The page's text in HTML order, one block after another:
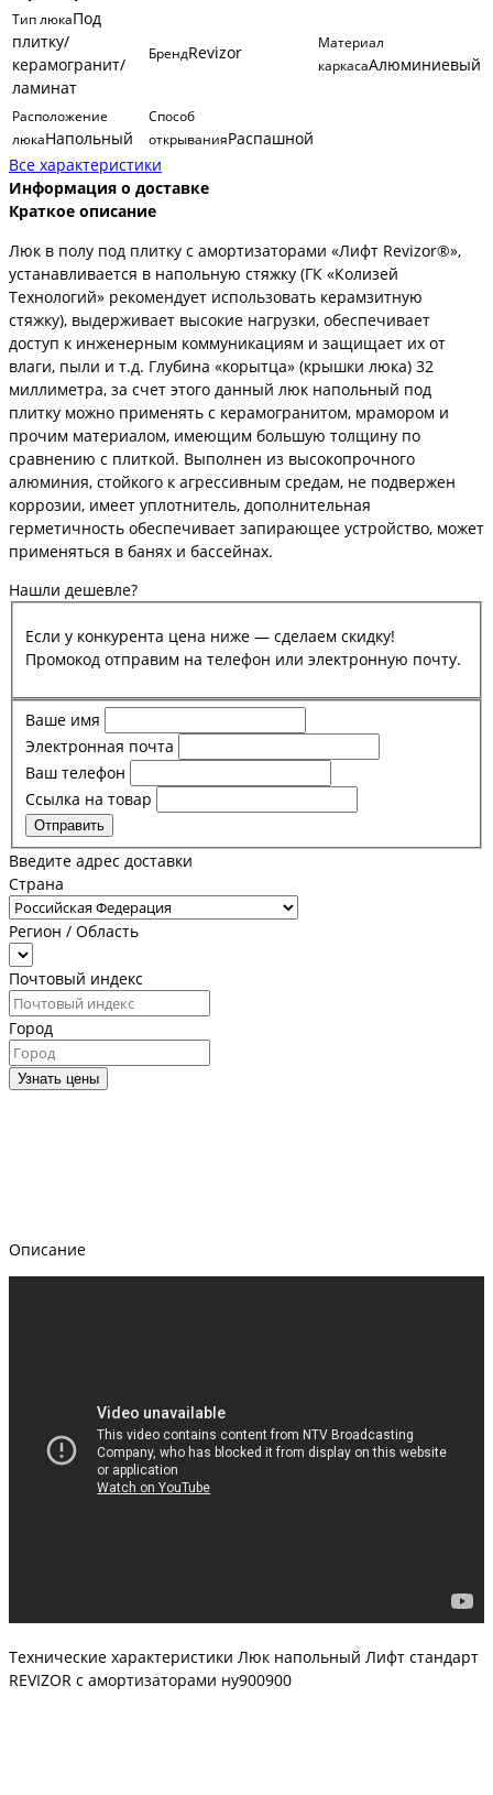
Тип люкаПод
плитку/
керамогранит/
ламинат
БрендRevizor
Материал
каркасаАлюминиевый
Расположение
люкаНапольный
Способ
открыванияРаспашной
Все характеристики
Информация о доставке
Краткое описание
Люк в полу под плитку с амортизаторами «Лифт Revizor®»,
устанавливается в напольную стяжку (ГК «Колизей
Технологий» рекомендует использовать керамзитную
стяжку), выдерживает высокие нагрузки, обеспечивает
доступ к инженерным коммуникациям и защищает их от
влаги, пыли и т.д. Глубина «корытца» (крышки люка) 32
миллиметра, за счет этого данный люк напольный под
плитку можно применять с керамогранитом, мрамором и
прочим материалом, имеющим большую толщину по
сравнению с плиткой. Выполнен из высокопрочного
алюминия, стойкого к агрессивным средам, не подвержен
коррозии, имеет уплотнитель, дополнительная
герметичность обеспечивает запирающее устройство, может
применяться в банях и бассейнах.
Нашли дешевле?
Если у конкурента цена ниже — сделаем скидку!
Промокод отправим на телефон или электронную почту.
Ваше имя
Электронная почта
Ваш телефон
Ссылка на товар
Отправить
Введите адрес доставки
Страна
Регион / Область
Почтовый индекс
Город
Узнать цены
Описание
Технические характеристики Люк напольный Лифт стандарт
REVIZOR с амортизаторами ну900900